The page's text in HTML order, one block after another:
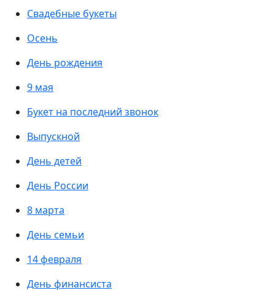
Свадебные букеты
Осень
День рождения
9 мая
Букет на последний звонок
Выпускной
День детей
День России
8 марта
День семьи
14 февраля
День финансиста